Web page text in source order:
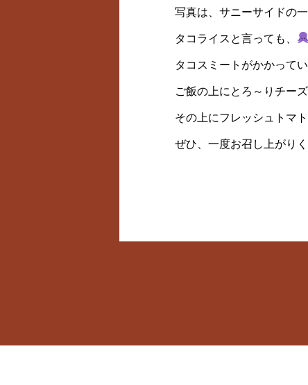
写真は、サニーサイドの
タコライスと言っても、
タコスミートがかかってい
ご飯の上にとろ～りチー
その上にフレッシュトマ
ぜひ、一度お召し上がりく